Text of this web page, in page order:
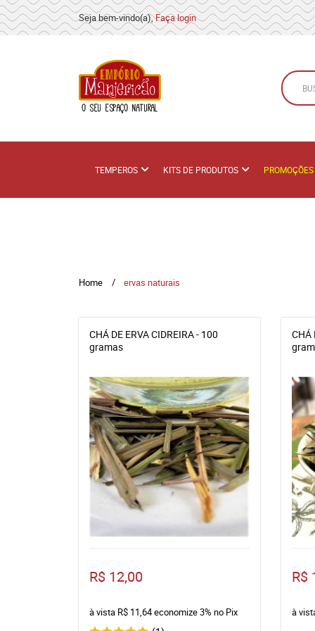
Seja bem-vindo(a),Faça login
TEMPEROS KITS DE PRODUTOS PROMOÇÕES
Home ervas naturais
CHÁ DE ERVA CIDREIRA - 100
gramas
R$ 12,00
à vista R$ 11,64economize3% no Pix
CHÁ
R$
à